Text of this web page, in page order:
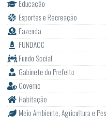
Educação
Esportes e Recreação
Fazenda
FUNDACC
Fundo Social
Gabinete do Prefeito
Governo
Habitação
Meio Ambiente, Agricultura e